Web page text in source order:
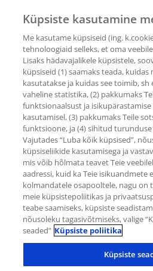
kasvaja.net
контроль
раке
Küpsiste kasutamine
Me kasutame küpsiseid (ing.
tehnoloogiaid selleks, et oma
Lisaks hädavajalikele küpsistele,
küpsiseid (1) saamaks teada, kuidas
kasutatakse ja kuidas see toimib,
vaheline statistika, (2) pakkumaks
funktsionaalsust ja
kasutamisel, (3) pakkumaks Teile
funktsioone, ja (4) sihitud
Vajutades “Luba kõik küpsised”,
küpsiseliikide kasutamisega ja
mis võib hõlmata teavet Teie
aadressi, kuid ka Teie isikuandmete
kolmandatele osapooltele, nagu on
meie küpsistepoliitikas ja
teabe saamiseks, küpsiste
nõusoleku tagasivõtmiseks, valige
seaded” Küpsiste poliitika
Küpsiste